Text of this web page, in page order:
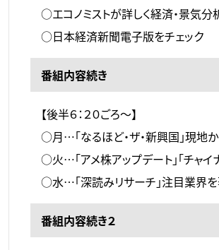
○エコノミストが詳しく経済・景気分
○日本経済新聞電子版をチェック
番組内容続き
【後半６：２０ごろ～】
○月…「なるほど・ザ・新興国」現地
○火…「アメ株アップデート」「チャ
○水…「深読みリサーチ」注目業界
番組内容続き２